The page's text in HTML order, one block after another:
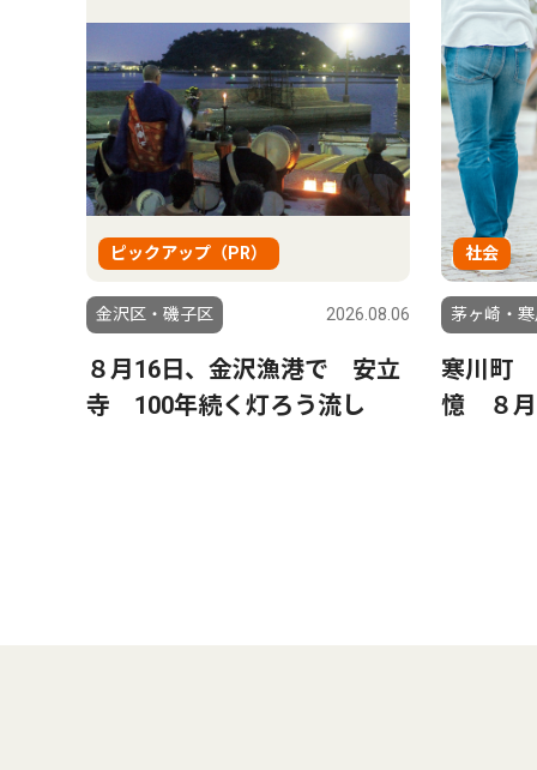
ピックアップ（PR）
金沢区・磯子区 2026.08.06
８月16日、金沢漁港で 安立
寺 100年続く灯ろう流し
社会
茅ヶ崎・
寒川町
憶 ８月